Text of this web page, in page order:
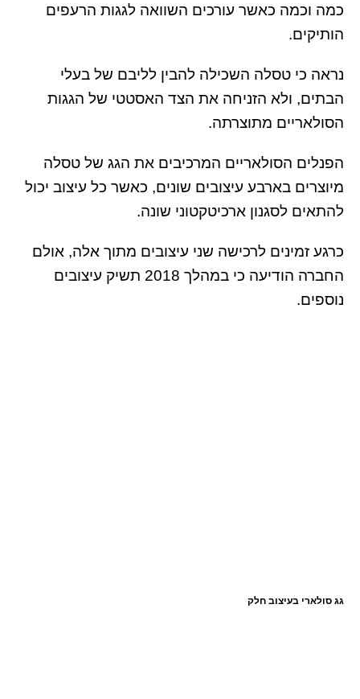
כמה וכמה כאשר עורכים השוואה לגגות הרעפים
הותיקים.
נראה כי טסלה השכילה להבין לליבם של בעלי
הבתים, ולא הזניחה את הצד האסטטי של הגגות
הסולאריים מתוצרתה.
הפנלים הסולאריים המרכיבים את הגג של טסלה
מיוצרים בארבע עיצובים שונים, כאשר כל עיצוב יכול
להתאים לסגנון ארכיטקטוני שונה.
כרגע זמינים לרכישה שני עיצובים מתוך אלה, אולם
החברה הודיעה כי במהלך 2018 תשיק עיצובים
נוספים.
גג סולארי בעיצוב חלק